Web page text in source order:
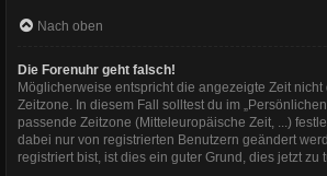
Nach oben
Die Forenuhr geht falsch!
Möglicherweise entspricht die angezeigte Zeit
Zeitzone. In diesem Fall solltest du im
passende Zeitzone (Mitteleuropäische Zeit, ...)
dabei nur von registrierten Benutzern geändert
registriert bist, ist dies ein guter Grund, dies jetzt zu